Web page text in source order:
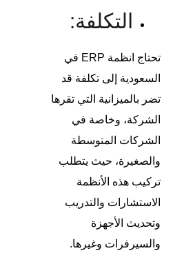
التكلفة:
تحتاج انظمة ERP في
السعودية إلى تكلفة قد
تضر بالميزانية التي تقرها
الشركة، وخاصة في
الشركات المتوسطة
والصغيرة، حيث يتطلب
تركيب هذه الأنظمة
الاستشارات والتدريب
وتحديث الأجهزة
والسيرفرات وغيرها.